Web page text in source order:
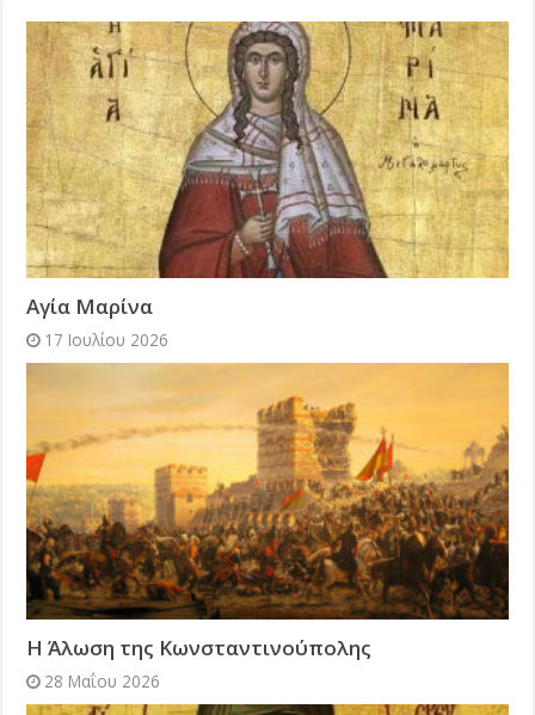
Αγία Μαρίνα
17 Ιουλίου 2026
Η Άλωση της Κωνσταντινούπολης
28 Μαΐου 2026